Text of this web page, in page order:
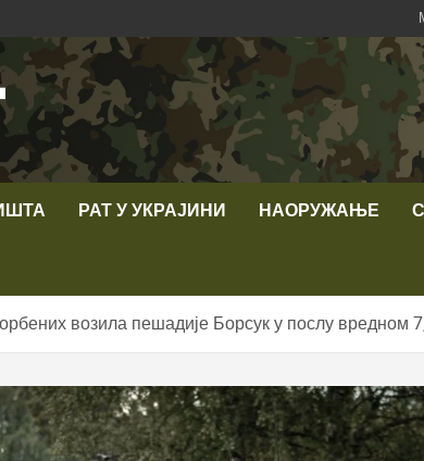
РАТ У УКРАЈИНИ НАОРУЖАЊЕ
возила пешадије Борсук у послу вредном